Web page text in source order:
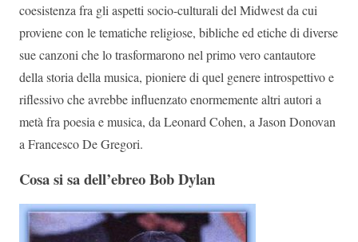
coesistenza fra gli aspetti socio-culturali del Midwest da cui
proviene con le tematiche religiose, bibliche ed etiche di diverse
sue canzoni che lo trasformarono nel primo vero cantautore
della storia della musica, pioniere di quel genere introspettivo e
riflessivo che avrebbe influenzato enormemente altri autori a
metà fra poesia e musica, da Leonard Cohen, a Jason Donovan
a Francesco De Gregori.
Cosa si sa dell’ebreo Bob Dylan